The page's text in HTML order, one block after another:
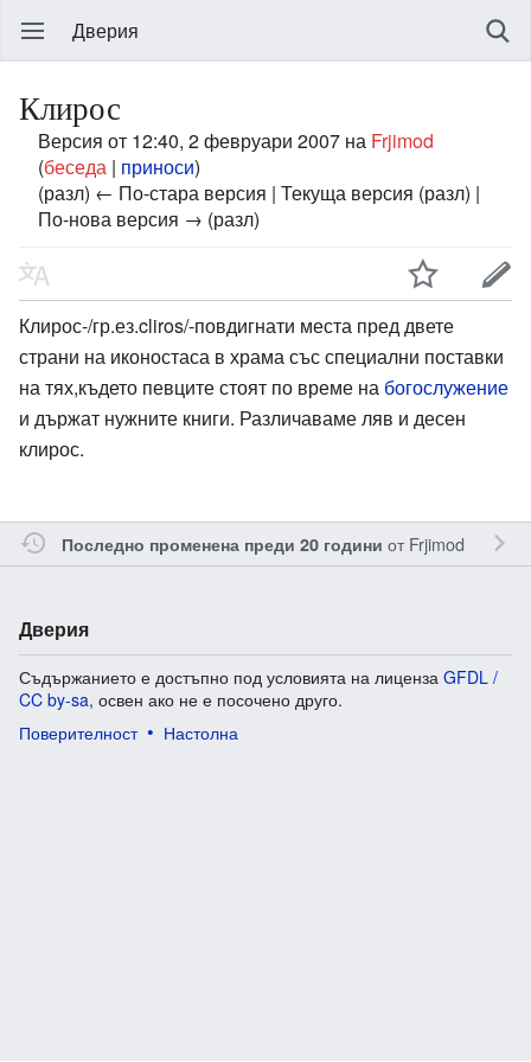
Дверия
Клирос
Версия от 12:40, 2 февруари 2007 на Frjimod
(беседа | приноси)
(разл) ← По-стара версия | Текуща версия (разл) |
По-нова версия → (разл)
Клирос-/гр.ез.cliros/-повдигнати места пред двете
страни на иконостаса в храма със специални поставки
на тях,където певците стоят по време на богослужение
и държат нужните книги. Различаваме ляв и десен
клирос.
Последно променена преди 20 години от Frjimod
Дверия
Съдържанието е достъпно под условията на лиценза GFDL /
CC by-sa, освен ако не е посочено друго.
Поверителност
Настолна